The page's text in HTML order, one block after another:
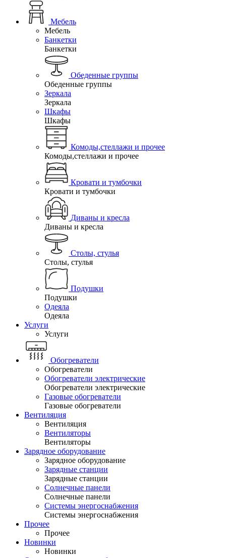
Мебель
Мебель
Банкетки
Банкетки
Обеденные группы
Обеденные группы
Зеркала
Зеркала
Шкафы
Шкафы
Комоды,стеллажи и прочее
Комоды,стеллажи и прочее
Кровати и тумбочки
Кровати и тумбочки
Диваны и кресла
Диваны и кресла
Столы, стулья
Столы, стулья
Подушки
Подушки
Одеяла
Одеяла
Услуги
Услуги
Обогреватели
Обогреватели
Обогреватели электрические
Обогреватели электрические
Газовые обогреватели
Газовые обогреватели
Вентиляция
Вентиляция
Вентиляторы
Вентиляторы
Зарядное оборудование
Зарядное оборудование
Зарядные станции
Зарядные станции
Солнечные панели
Солнечные панели
Системы энергоснабжения
Системы энергоснабжения
Прочее
Прочее
Новинки
Новинки